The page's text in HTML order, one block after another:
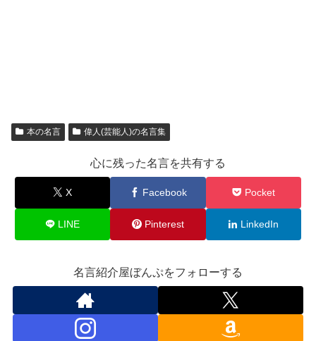
本の名言 偉人(芸能人)の名言集
心に残った名言を共有する
X Facebook Pocket
LINE Pinterest LinkedIn
名言紹介屋ぼんぷをフォローする